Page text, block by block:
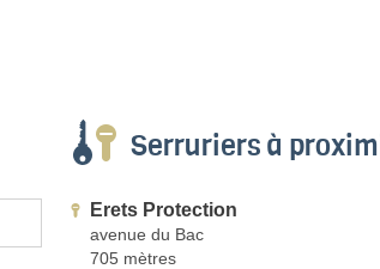
Serruriers à
Erets Protection
avenue du Bac
705 mètres